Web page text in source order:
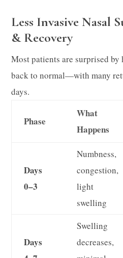
Less Invasive Nasal
& Recovery
Most patients are surprised
back to normal—with many
days.
Phase
What
Happens
Days
0–3
Numbness,
congestion,
light
swelling
Days
Swelling
decreases,